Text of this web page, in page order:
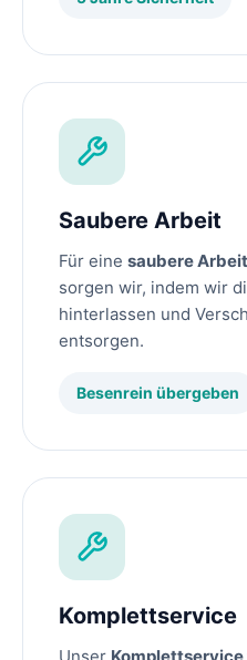
Saubere Arbeit
Für eine saubere
sorgen wir, indem wir
hinterlassen und
entsorgen.
Besenrein übergeben
Komplettservice